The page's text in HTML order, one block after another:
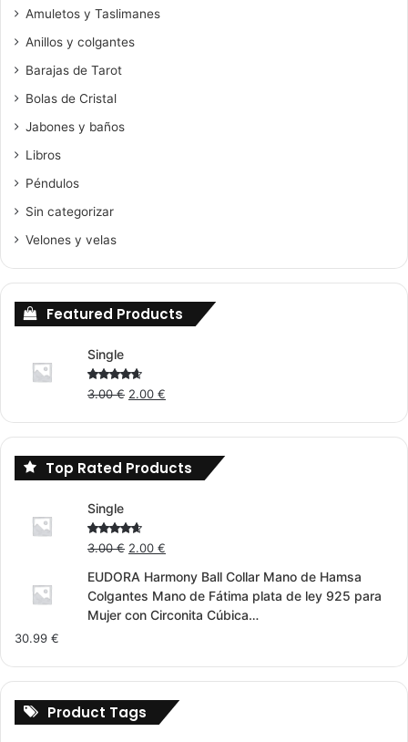
Amuletos y Taslimanes
Anillos y colgantes
Barajas de Tarot
Bolas de Cristal
Jabones y baños
Libros
Péndulos
Sin categorizar
Velones y velas
Featured Products
Single
Rated
out
3.00€ Original
2.00 €
Top Rated Products
Single
Rated
out
of 5
3.00€ Original
was:
3.00 €.
2.00 €
is:
2.00 €.
EUDORA Harmony Ball Collar Mano de Hamsa
Colgantes Mano de Fátima plata de ley 925 para
Mujer con Circonita Cúbica…
30.99 €
Product Tags